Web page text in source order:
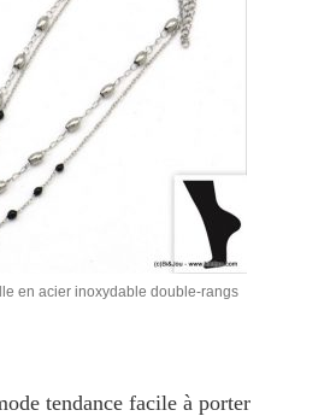
en acier inoxydable double-rangs
tendance facile à porter